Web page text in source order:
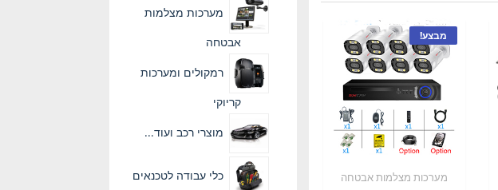
מבצע!
מערכות מצלמות אבטחה
מערכות מצלמות
אבטחה
רמקולים ומערכות
קריוקי
מוצרי רכב ועוד...
כלי עבודה לטכנאים